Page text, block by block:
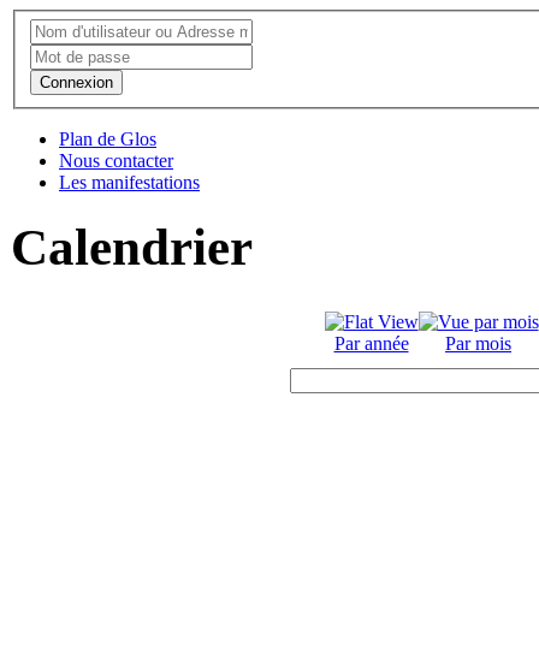
Connexion
Plan de Glos
Nous contacter
Les manifestations
Calendrier
Par année Par mois